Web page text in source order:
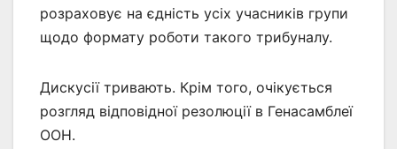
розраховує на єдність усіх учасників групи
щодо формату роботи такого трибуналу.
Дискусії тривають. Крім того, очікується
розгляд відповідної резолюції в Генасамблеї
ООН.